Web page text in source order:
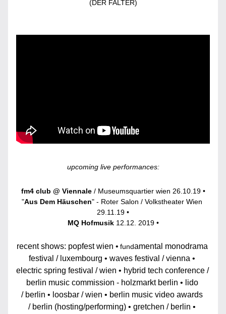
(DER FALTER)
upcoming live performances:
fm4 club @ Viennale / Museumsquartier wien 26.10.19 •
"Aus Dem Häuschen" - Roter Salon / Volkstheater Wien
29.11.19 •
MQ Hofmusik 12.12. 2019 •
recent shows: popfest wien • fundamental monodrama
festival / luxembourg • waves festival / vienna •
electric spring festival / wien • hybrid tech conference /
berlin music commission - holzmarkt berlin • lido
/ berlin • loosbar / wien • berlin music video awards
/ berlin (hosting/performing) • gretchen / berlin •